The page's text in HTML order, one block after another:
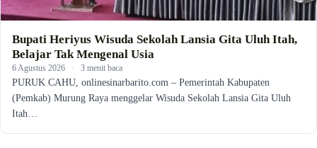
Bupati Heriyus Wisuda Sekolah Lansia Gita Uluh Itah,
Belajar Tak Mengenal Usia
6 Agustus 2026 · 3 menit baca
PURUK CAHU, onlinesinarbarito.com – Pemerintah Kabupaten
(Pemkab) Murung Raya menggelar Wisuda Sekolah Lansia Gita Uluh
Itah…